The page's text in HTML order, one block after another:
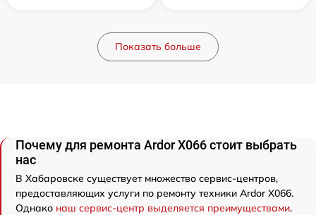
Показать больше
Почему для ремонта Ardor X066 стоит выбрать
нас
В Хабаровске существует множество сервис-центров,
предоставляющих услуги по ремонту техники Ardor X066.
Однако наш сервис-центр выделяется преимуществами.